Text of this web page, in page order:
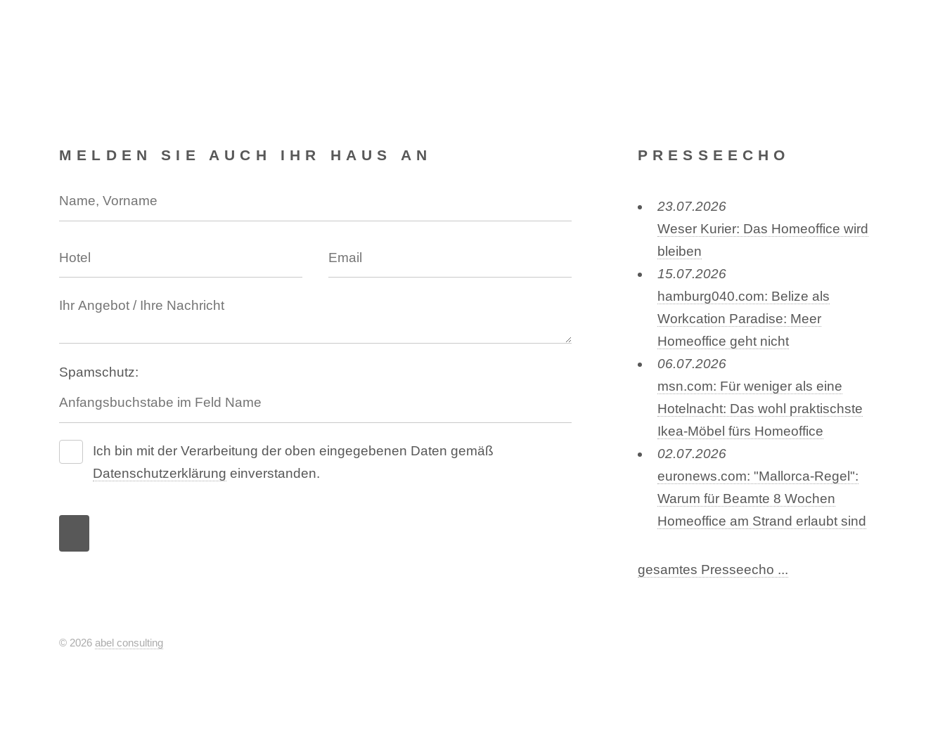
MELDEN SIE AUCH IHR HAUS AN
Spamschutz:
Ich bin mit der Verarbeitung der oben eingegebenen Daten gemäß
Datenschutzerklärung einverstanden.
PRESSEECHO
23.07.2026
Weser Kurier: Das Homeoffice wird
bleiben
15.07.2026
hamburg040.com: Belize als
Workcation Paradise: Meer
Homeoffice geht nicht
06.07.2026
msn.com: Für weniger als eine
Hotelnacht: Das wohl praktischste
Ikea-Möbel fürs Homeoffice
02.07.2026
euronews.com: "Mallorca-Regel":
Warum für Beamte 8 Wochen
Homeoffice am Strand erlaubt sind
gesamtes Presseecho ...
© 2026 abel consulting